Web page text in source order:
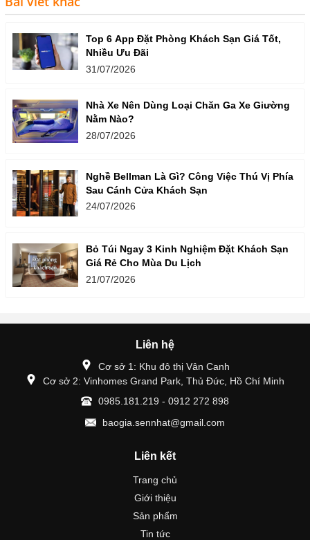
Top 6 App Đặt Phòng Khách Sạn Giá Tốt,
Nhiều Ưu Đãi
31/07/2026
Nhà Xe Nên Dùng Loại Chăn Ga Xe Giường
Nằm Nào?
28/07/2026
Nghề Bellman Là Gì? Công Việc Thú Vị Phía
Sau Cánh Cửa Khách Sạn
24/07/2026
Bỏ Túi Ngay 3 Kinh Nghiệm Đặt Khách Sạn
Giá Rẻ Cho Mùa Du Lịch
21/07/2026
Liên hệ
Cơ sở 1: Khu đô thị Vân Canh
Cơ sở 2: Vinhomes Grand Park, Thủ Đức, Hồ Chí Minh
0985.181.219 - 0912 272 898
baogia.sennhat@gmail.com
Liên kết
Trang chủ
Giới thiệu
Sản phẩm
Tin tức